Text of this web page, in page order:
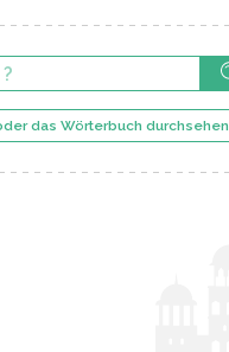
das Wörterbuch durchsehen